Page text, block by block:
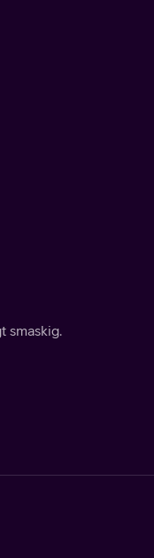
smaskig.